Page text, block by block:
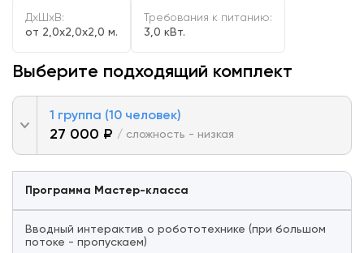
ДxШxВ:
от 2,0x2,0x2,0 м.
Требования к питанию:
3,0 кВт.
Выберите подходящий комплект
1 группа (10 человек)
27 000 ₽ / сложность - низкая
Программа Мастер-класса
Вводный интерактив о робототехнике (при большом
потоке - пропускаем)